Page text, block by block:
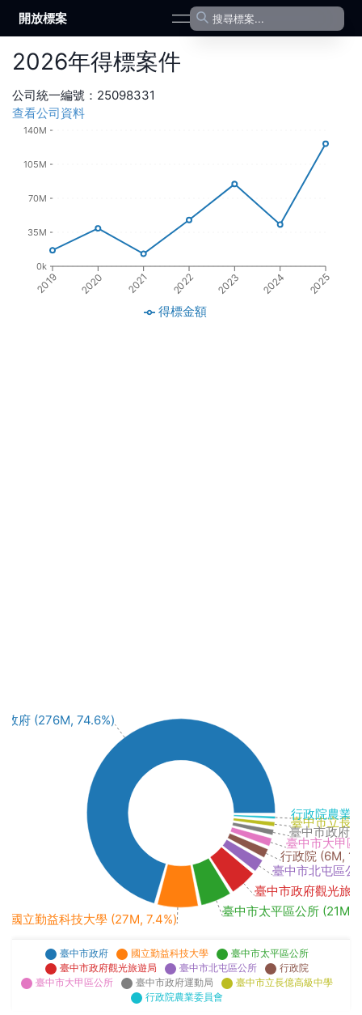
開放標案 open navigation menu
2026年得標案件
公司統一編號： 25098331
查看公司資料
2019 2020 2021 2022 2023 2024 2025
0k
35M
70M
105M
140M
得標金額
政府 (276M, 74.6%)
國立勤益科技大學 (27M, 7.4%)
臺中市太平區公所 (21M,
臺中市政府觀光旅
臺中市北屯區
行政院 (6M,
臺中市大甲區
臺中市政府
臺中市立長
行政院農業
臺中市政府 國立勤益科技大學
臺中市太平區公所
臺中市政府觀光旅遊局
臺中市北屯區公所
行政院
臺中市大甲區公所
臺中市政府運動局
臺中市立長億高級中學
行政院農業委員會